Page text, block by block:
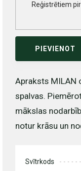
Reģistrētiem
PIEVIENOT
Apraksts MILAN
spalvas.
mākslas
notur krāsu un
Svītrkods